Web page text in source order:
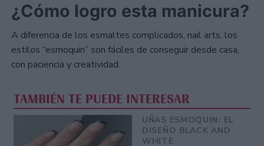
¿Cómo logro esta manicura?
A diferencia de los esmaltes complicados, nail arts, los
estilos “esmoquin” son fáciles de conseguir desde casa,
con paciencia y creatividad.
TAMBIÉN TE PUEDE INTERESAR
UÑAS ESMOQUIN: EL
DISEÑO BLACK AND
WHITE